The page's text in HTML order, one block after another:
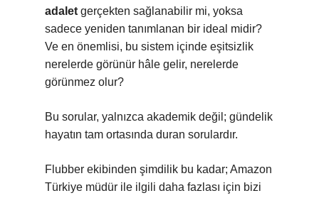
adalet gerçekten sağlanabilir mi, yoksa
sadece yeniden tanımlanan bir ideal midir?
Ve en önemlisi, bu sistem içinde eşitsizlik
nerelerde görünür hâle gelir, nerelerde
görünmez olur?
Bu sorular, yalnızca akademik değil; gündelik
hayatın tam ortasında duran sorulardır.
Flubber ekibinden şimdilik bu kadar; Amazon
Türkiye müdür ile ilgili daha fazlası için bizi